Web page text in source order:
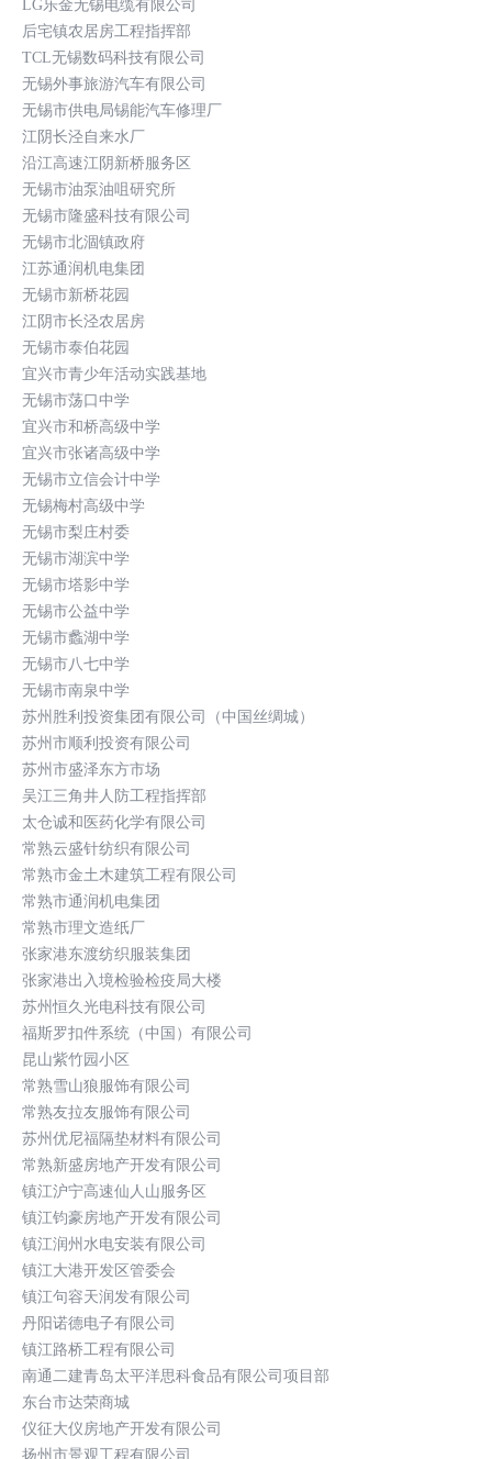
LG乐金无锡电缆有限公司
后宅镇农居房工程指挥部
TCL无锡数码科技有限公司
无锡外事旅游汽车有限公司
无锡市供电局锡能汽车修理厂
江阴长泾自来水厂
沿江高速江阴新桥服务区
无锡市油泵油咀研究所
无锡市隆盛科技有限公司
无锡市北涸镇政府
江苏通润机电集团
无锡市新桥花园
江阴市长泾农居房
无锡市泰伯花园
宜兴市青少年活动实践基地
无锡市荡口中学
宜兴市和桥高级中学
宜兴市张诸高级中学
无锡市立信会计中学
无锡梅村高级中学
无锡市梨庄村委
无锡市湖滨中学
无锡市塔影中学
无锡市公益中学
无锡市蠡湖中学
无锡市八七中学
无锡市南泉中学
苏州胜利投资集团有限公司（中国丝绸城）
苏州市顺利投资有限公司
苏州市盛泽东方市场
吴江三角井人防工程指挥部
太仓诚和医药化学有限公司
常熟云盛针纺织有限公司
常熟市金土木建筑工程有限公司
常熟市通润机电集团
常熟市理文造纸厂
张家港东渡纺织服装集团
张家港出入境检验检疫局大楼
苏州恒久光电科技有限公司
福斯罗扣件系统（中国）有限公司
昆山紫竹园小区
常熟雪山狼服饰有限公司
常熟友拉友服饰有限公司
苏州优尼福隔垫材料有限公司
常熟新盛房地产开发有限公司
镇江沪宁高速仙人山服务区
镇江钧豪房地产开发有限公司
镇江润州水电安装有限公司
镇江大港开发区管委会
镇江句容天润发有限公司
丹阳诺德电子有限公司
镇江路桥工程有限公司
南通二建青岛太平洋思科食品有限公司项目部
东台市达荣商城
仪征大仪房地产开发有限公司
扬州市景观工程有限公司